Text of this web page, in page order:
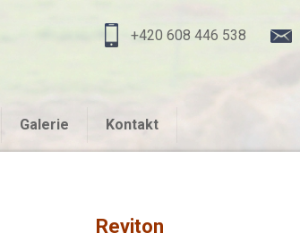
+420 608 446 538
Galerie Kontakt
Reviton